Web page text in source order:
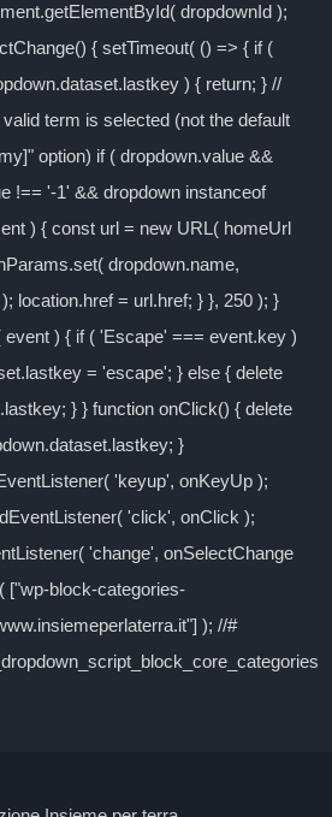
dropdownId );
{ setTimeout( () => { if (
) { return; } //
term is selected (not the default
option) if ( dropdown.value &&
!== '-1' && dropdown instanceof
) { const url = new URL( homeUrl
dropdown.name,
location.href = url.href; } }, 250 ); }
event ) { if ( 'Escape' === event.key )
= 'escape'; } else { delete
} } function onClick() { delete
}
'keyup', onKeyUp );
'click', onClick );
'change', onSelectChange
["wp-block-categories-
); //#